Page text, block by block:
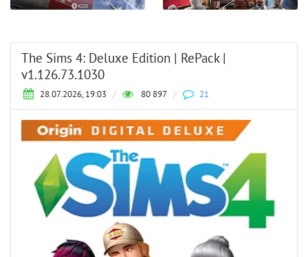
The Sims 4: Deluxe Edition | RePack |
v1.126.73.1030
28.07.2026, 19:03 / 80 897 / 21